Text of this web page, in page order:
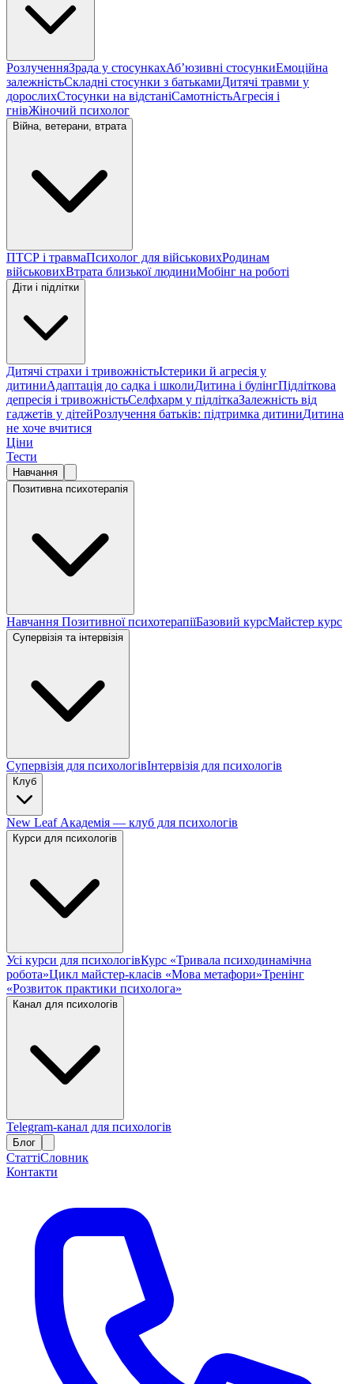
РозлученняЗрада у стосункахАбʼюзивні стосункиЕмоційна
залежністьСкладні стосунки з батькамиДитячі травми у
дорослихСтосунки на відстаніСамотністьАгресія і
гнівЖіночий психолог
Війна, ветерани, втрата
ПТСР і травмаПсихолог для військовихРодинам
військовихВтрата близької людиниМобінг на роботі
Діти і підлітки
Дитячі страхи і тривожністьІстерики й агресія у
дитиниАдаптація до садка і школиДитина і булінгПідліткова
депресія і тривожністьСелфхарм у підліткаЗалежність від
гаджетів у дітейРозлучення батьків: підтримка дитиниДитина
не хоче вчитися
Ціни
Тести
Навчання
Позитивна психотерапія
Навчання Позитивної психотерапіїБазовий курсМайстер курс
Супервізія та інтервізія
Супервізія для психологівІнтервізія для психологів
Клуб
New Leaf Академія — клуб для психологів
Курси для психологів
Усі курси для психологівКурс «Тривала психодинамічна
робота»Цикл майстер-класів «Мова метафори»Тренінг
«Розвиток практики психолога»
Канал для психологів
Telegram-канал для психологів
Блог
СтаттіСловник
Контакти